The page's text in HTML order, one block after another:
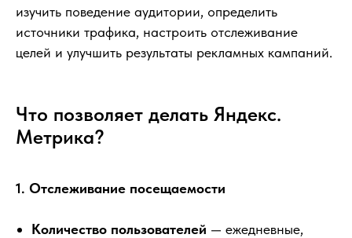
изучить поведение аудитории, определить
источники трафика, настроить отслеживание
целей и улучшить результаты рекламных кампаний.
Что позволяет делать Яндекс.
Метрика?
1. Отслеживание посещаемости
Количество пользователей — ежедневные,